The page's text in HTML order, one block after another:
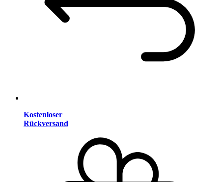
Kostenloser
Rückversand